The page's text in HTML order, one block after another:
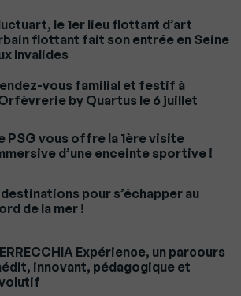
le 1er lieu flottant d’art
flottant fait son entrée en Seine
Invalides
vous familial et festif à
by Quartus le 6 juillet
PSG vous offre la 1ère visite
d’une enceinte sportive !
pour s’échapper au
de la mer !
Expérience, un parcours
innovant, pédagogique et